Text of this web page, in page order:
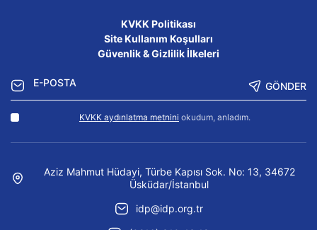
KVKK Politikası
Site Kullanım Koşulları
Güvenlik & Gizlilik İlkeleri
GÖNDER
KVKK aydınlatma metnini okudum, anladım.
Aziz Mahmut Hüdayi, Türbe Kapısı Sok. No: 13, 34672
Üsküdar/İstanbul
idp@idp.org.tr